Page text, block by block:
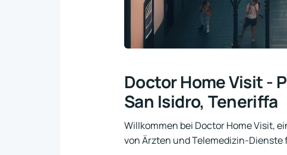
Doctor Home Visit -
San Isidro, Teneriffa
Willkommen bei Doctor Home Visit,
von Ärzten und Telemedizin-